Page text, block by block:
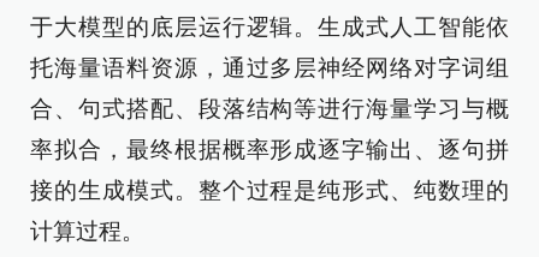
于大模型的底层运行逻辑。生成式人工智能依
托海量语料资源，通过多层神经网络对字词组
合、句式搭配、段落结构等进行海量学习与概
率拟合，最终根据概率形成逐字输出、逐句拼
接的生成模式。整个过程是纯形式、纯数理的
计算过程。